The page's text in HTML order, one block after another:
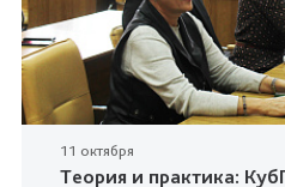
11 октября
Теория и практика: